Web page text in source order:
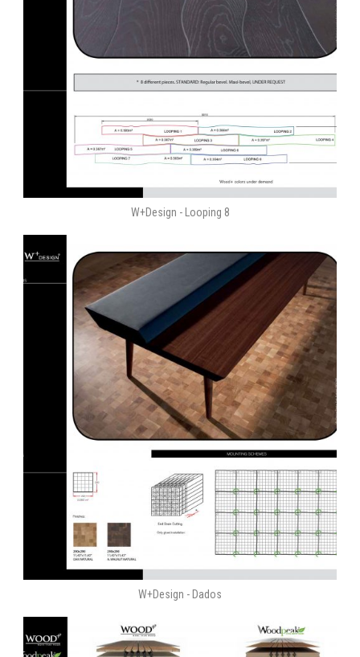
W+Design - Looping 8
W+Design - Dados